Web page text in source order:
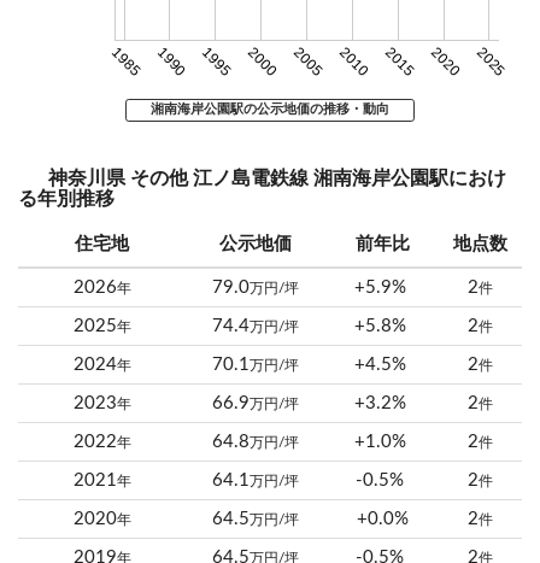
1985 1990 1995 2000 2005 2010 2015 2020 2025
湘南海岸公園駅の公示地価の推移・動向
神奈川県 その他 江ノ島電鉄線 湘南海岸公園駅におけ
る年別推移
住宅地 公示地価 前年比 地点数
2026年 79.0万円/坪 +5.9% 2件
2025年 74.4万円/坪 +5.8% 2件
2024年 70.1万円/坪 +4.5% 2件
2023年 66.9万円/坪 +3.2% 2件
2022年 64.8万円/坪 +1.0% 2件
2021年 64.1万円/坪 -0.5% 2件
2020年 64.5万円/坪 +0.0% 2件
2019年 64.5万円/坪 -0.5% 2件